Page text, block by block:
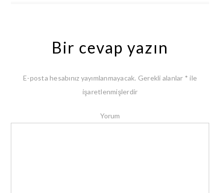
Bir cevap yazın
E-posta hesabınız yayımlanmayacak. Gerekli alanlar * ile
işaretlenmişlerdir
Yorum